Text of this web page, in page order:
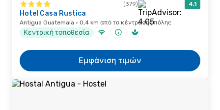
(379) 4,1
Hotel Casa Rustica
Antigua Guatemala · 0,4 km από το κέντρο της πόλης
Κεντρική τοποθεσία
Εμφάνιση τιμών